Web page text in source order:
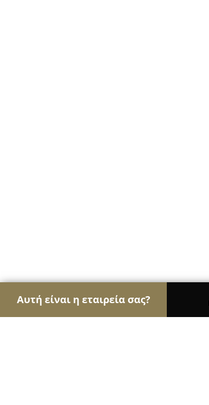
Αυτή είναι η εταιρεία σας?